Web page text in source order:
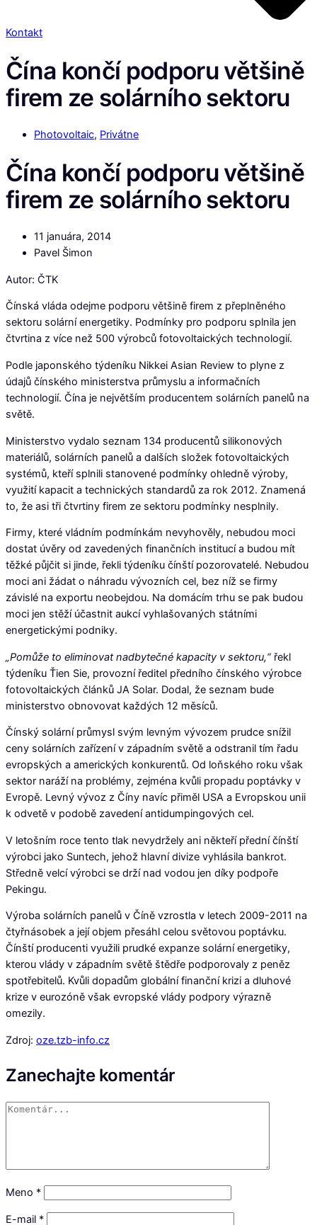
Kontakt
Čína končí podporu většině
firem ze solárního sektoru
Photovoltaic, Privátne
Čína končí podporu většině
firem ze solárního sektoru
11 januára, 2014
Pavel Šimon
Autor: ČTK
Čínská vláda odejme podporu většině firem z přeplněného
sektoru solární energetiky. Podmínky pro podporu splnila jen
čtvrtina z více než 500 výrobců fotovoltaických technologií.
Podle japonského týdeníku Nikkei Asian Review to plyne z
údajů čínského ministerstva průmyslu a informačních
technologií. Čína je největším producentem solárních panelů na
světě.
Ministerstvo vydalo seznam 134 producentů silikonových
materiálů, solárních panelů a dalších složek fotovoltaických
systémů, kteří splnili stanovené podmínky ohledně výroby,
využití kapacit a technických standardů za rok 2012. Znamená
to, že asi tři čtvrtiny firem ze sektoru podmínky nesplnily.
Firmy, které vládním podmínkám nevyhověly, nebudou moci
dostat úvěry od zavedených finančních institucí a budou mít
těžké půjčit si jinde, řekli týdeníku čínští pozorovatelé. Nebudou
moci ani žádat o náhradu vývozních cel, bez níž se firmy
závislé na exportu neobejdou. Na domácím trhu se pak budou
moci jen stěží účastnit aukcí vyhlašovaných státními
energetickými podniky.
„Pomůže to eliminovat nadbytečné kapacity v sektoru,“ řekl
týdeníku Ťien Sie, provozní ředitel předního čínského výrobce
fotovoltaických článků JA Solar. Dodal, že seznam bude
ministerstvo obnovovat každých 12 měsíců.
Čínský solární průmysl svým levným vývozem prudce snížil
ceny solárních zařízení v západním světě a odstranil tím řadu
evropských a amerických konkurentů. Od loňského roku však
sektor naráží na problémy, zejména kvůli propadu poptávky v
Evropě. Levný vývoz z Číny navíc přiměl USA a Evropskou unii
k odvetě v podobě zavedení antidumpingových cel.
V letošním roce tento tlak nevydržely ani někteří přední čínští
výrobci jako Suntech, jehož hlavní divize vyhlásila bankrot.
Středně velcí výrobci se drží nad vodou jen díky podpoře
Pekingu.
Výroba solárních panelů v Číně vzrostla v letech 2009-2011 na
čtyřnásobek a její objem přesáhl celou světovou poptávku.
Čínští producenti využili prudké expanze solární energetiky,
kterou vlády v západním světě štědře podporovaly z peněz
spotřebitelů. Kvůli dopadům globální finanční krizi a dluhové
krize v eurozóně však evropské vlády podpory výrazně
omezily.
Zdroj: oze.tzb-info.cz
Zanechajte komentár
Meno *
E-mail *